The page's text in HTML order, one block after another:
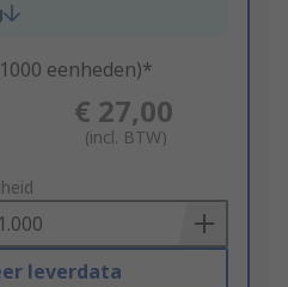
eenheden)*
€ 27,00
(incl. BTW)
leverdata